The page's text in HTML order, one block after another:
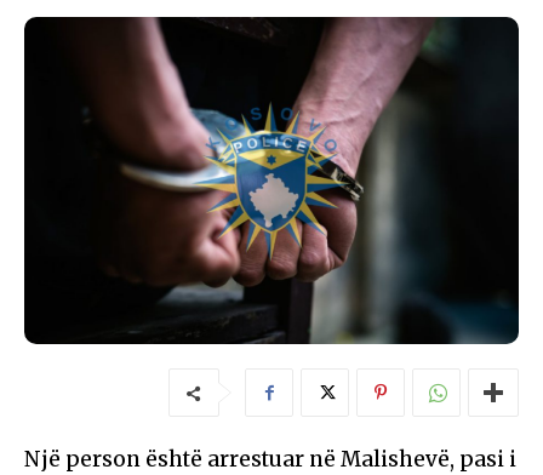
Një person është arrestuar në Malishevë, pasi i